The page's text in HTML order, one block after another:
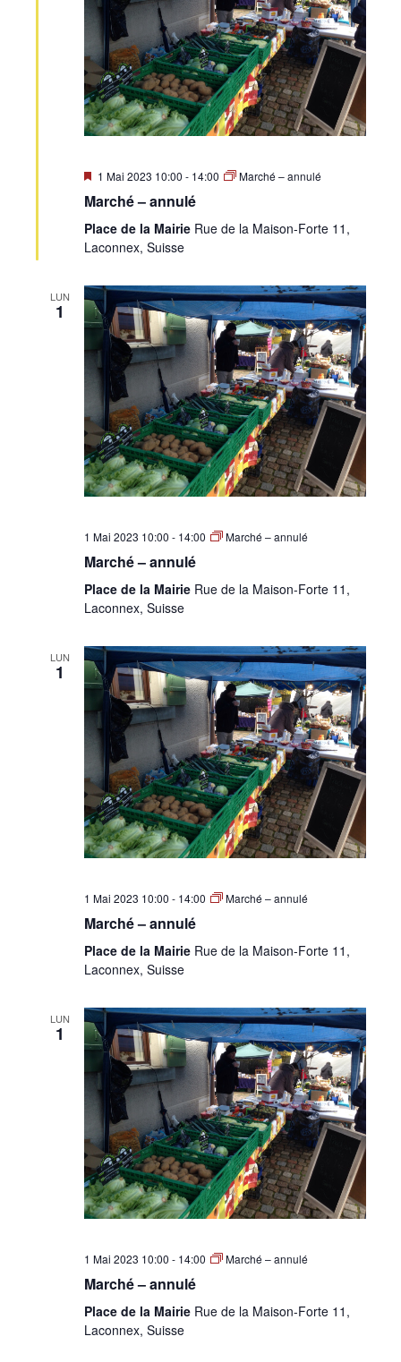
Mis
avant
1 Mai 2023 10:00 - 14:00 Marché – annulé
Marché – annulé
Place de la Mairie Rue de la Maison-Forte 11,
Laconnex, Suisse
LUN
1
1 Mai 2023 10:00 - 14:00 Marché – annulé
Marché – annulé
Place de la Mairie Rue de la Maison-Forte 11,
Laconnex, Suisse
LUN
1
1 Mai 2023 10:00 - 14:00 Marché – annulé
Marché – annulé
Place de la Mairie Rue de la Maison-Forte 11,
Laconnex, Suisse
LUN
1
1 Mai 2023 10:00 - 14:00 Marché – annulé
Marché – annulé
Place de la Mairie Rue de la Maison-Forte 11,
Laconnex, Suisse